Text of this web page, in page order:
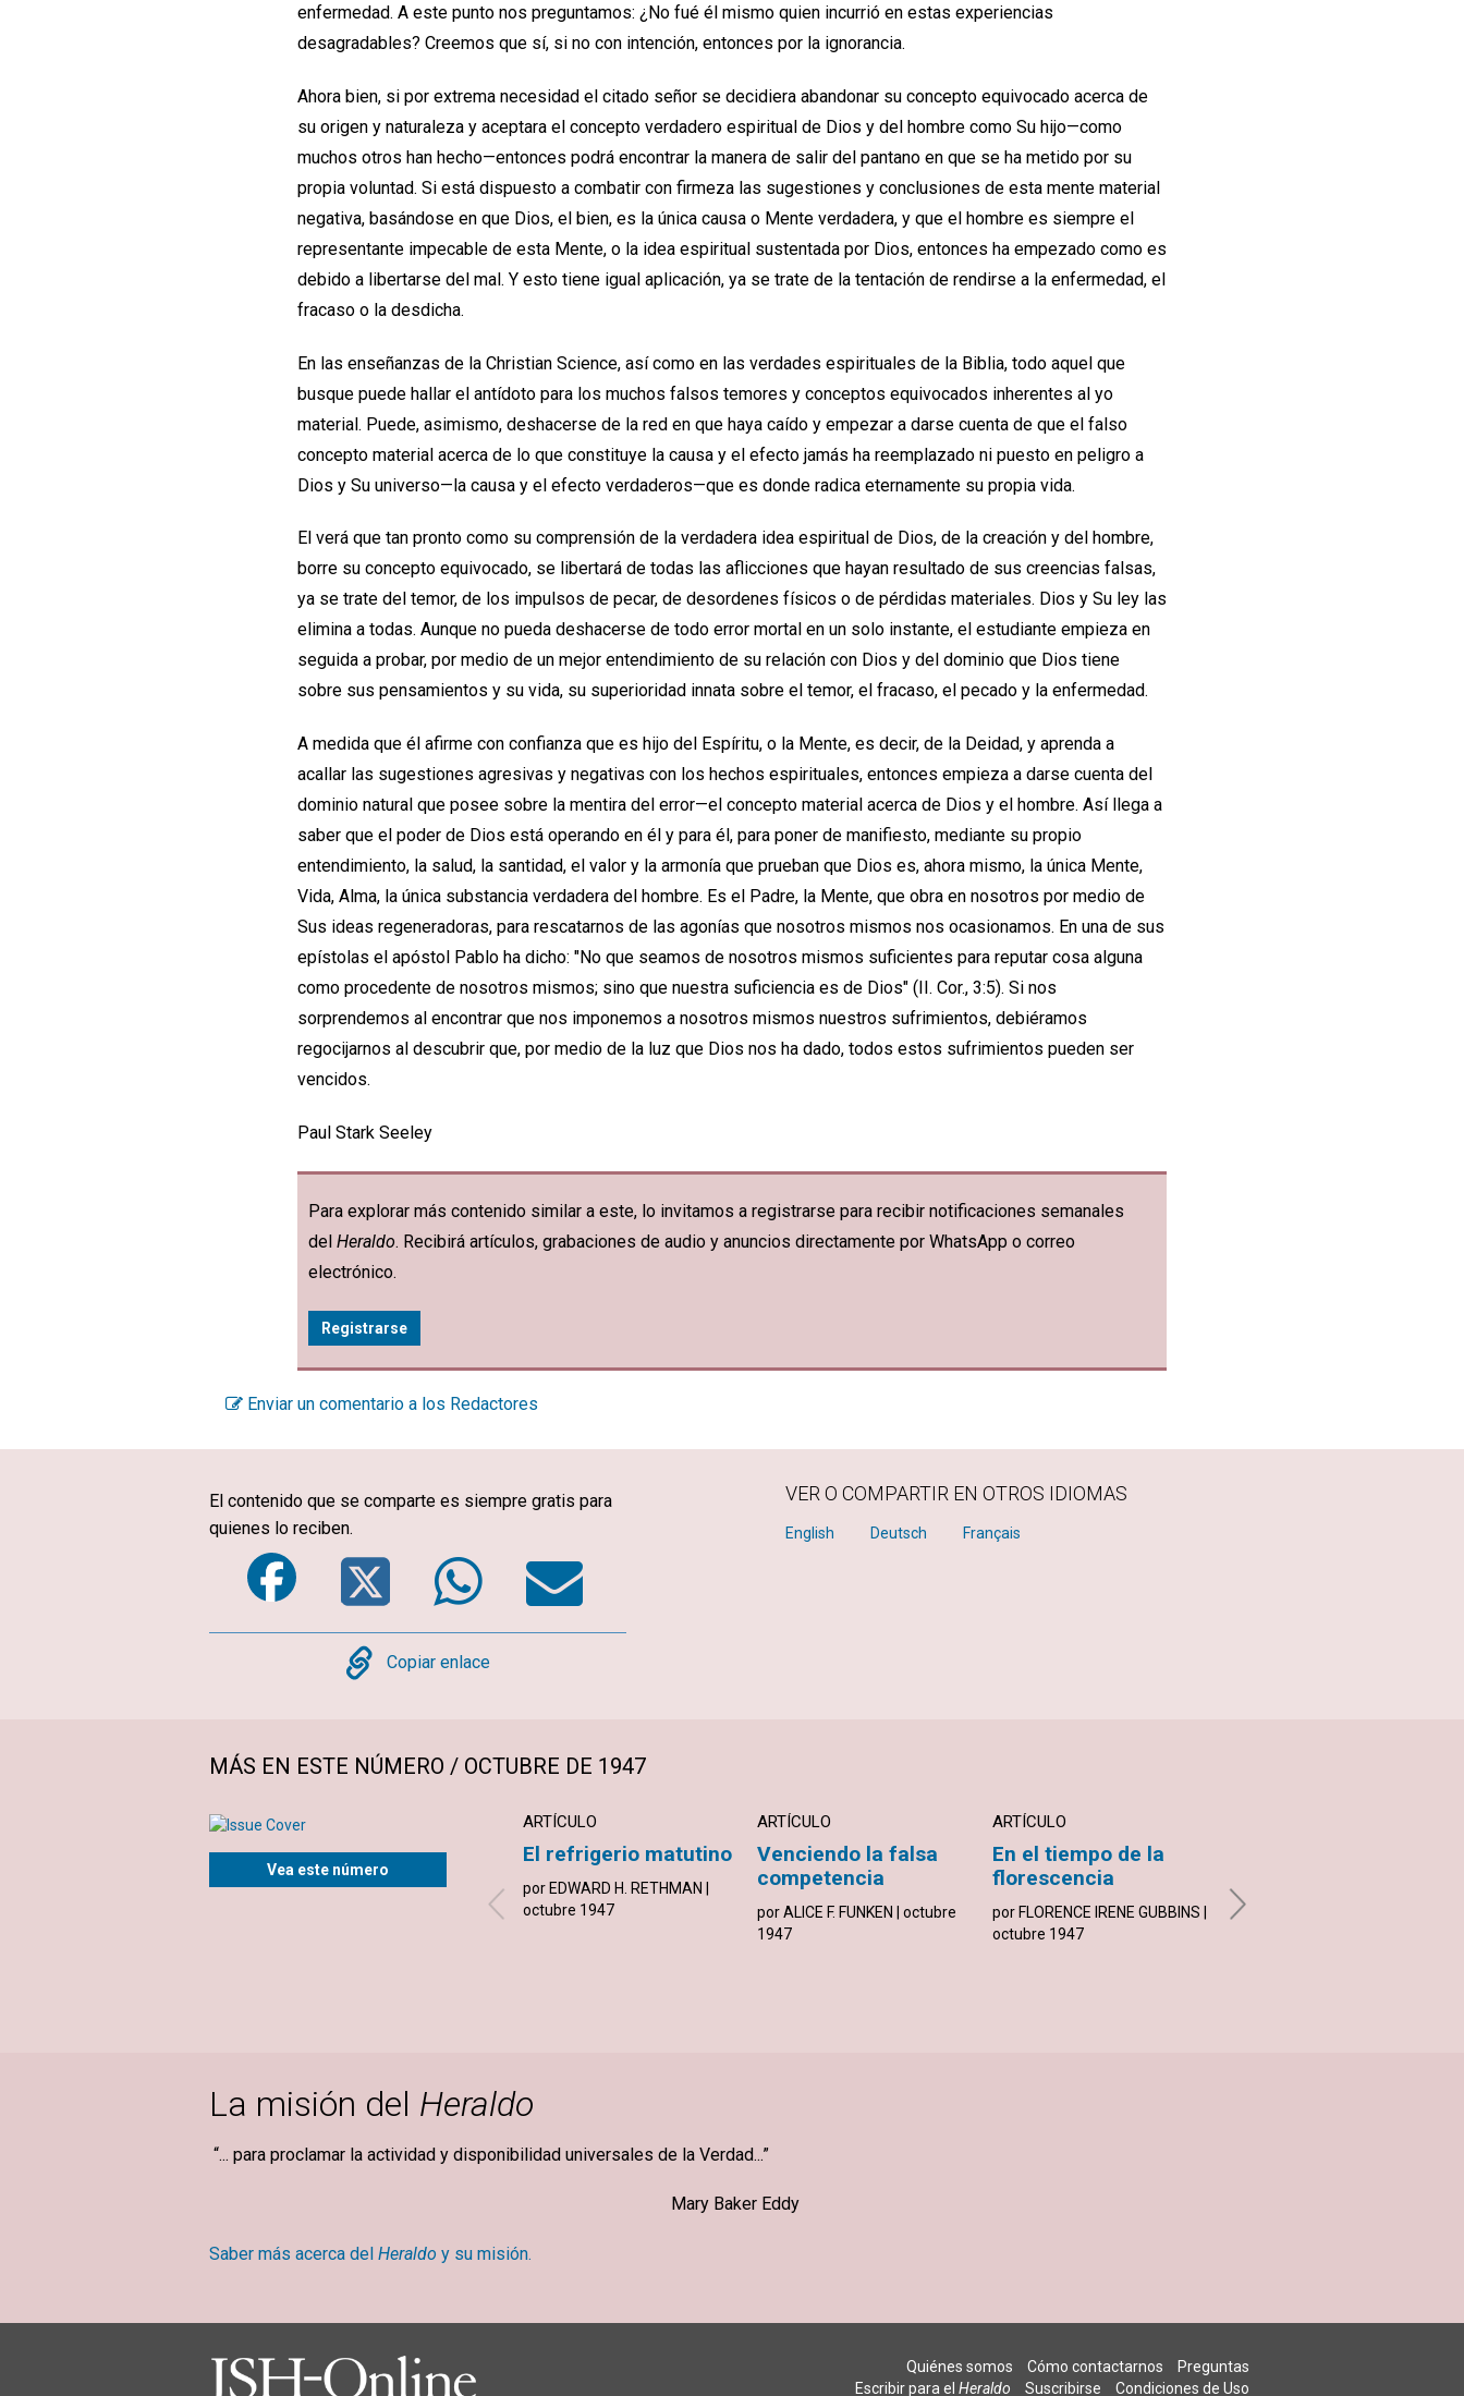
enfermedad. A este punto nos preguntamos: ¿No fué él mismo quien incurrió en estas experiencias
desagradables? Creemos que sí, si no con intención, entonces por la ignorancia.
Ahora bien, si por extrema necesidad el citado señor se decidiera abandonar su concepto equivocado acerca de
su origen y naturaleza y aceptara el concepto verdadero espiritual de Dios y del hombre como Su hijo—como
muchos otros han hecho—entonces podrá encontrar la manera de salir del pantano en que se ha metido por su
propia voluntad. Si está dispuesto a combatir con firmeza las sugestiones y conclusiones de esta mente material
negativa, basándose en que Dios, el bien, es la única causa o Mente verdadera, y que el hombre es siempre el
representante impecable de esta Mente, o la idea espiritual sustentada por Dios, entonces ha empezado como es
debido a libertarse del mal. Y esto tiene igual aplicación, ya se trate de la tentación de rendirse a la enfermedad, el
fracaso o la desdicha.
En las enseñanzas de la Christian Science, así como en las verdades espirituales de la Biblia, todo aquel que
busque puede hallar el antídoto para los muchos falsos temores y conceptos equivocados inherentes al yo
material. Puede, asimismo, deshacerse de la red en que haya caído y empezar a darse cuenta de que el falso
concepto material acerca de lo que constituye la causa y el efecto jamás ha reemplazado ni puesto en peligro a
Dios y Su universo—la causa y el efecto verdaderos—que es donde radica eternamente su propia vida.
El verá que tan pronto como su comprensión de la verdadera idea espiritual de Dios, de la creación y del hombre,
borre su concepto equivocado, se libertará de todas las aflicciones que hayan resultado de sus creencias falsas,
ya se trate del temor, de los impulsos de pecar, de desordenes físicos o de pérdidas materiales. Dios y Su ley las
elimina a todas. Aunque no pueda deshacerse de todo error mortal en un solo instante, el estudiante empieza en
seguida a probar, por medio de un mejor entendimiento de su relación con Dios y del dominio que Dios tiene
sobre sus pensamientos y su vida, su superioridad innata sobre el temor, el fracaso, el pecado y la enfermedad.
A medida que él afirme con confianza que es hijo del Espíritu, o la Mente, es decir, de la Deidad, y aprenda a
acallar las sugestiones agresivas y negativas con los hechos espirituales, entonces empieza a darse cuenta del
dominio natural que posee sobre la mentira del error—el concepto material acerca de Dios y el hombre. Así llega a
saber que el poder de Dios está operando en él y para él, para poner de manifiesto, mediante su propio
entendimiento, la salud, la santidad, el valor y la armonía que prueban que Dios es, ahora mismo, la única Mente,
Vida, Alma, la única substancia verdadera del hombre. Es el Padre, la Mente, que obra en nosotros por medio de
Sus ideas regeneradoras, para rescatarnos de las agonías que nosotros mismos nos ocasionamos. En una de sus
epístolas el apóstol Pablo ha dicho: "No que seamos de nosotros mismos suficientes para reputar cosa alguna
como procedente de nosotros mismos; sino que nuestra suficiencia es de Dios" (II. Cor., 3:5). Si nos
sorprendemos al encontrar que nos imponemos a nosotros mismos nuestros sufrimientos, debiéramos
regocijarnos al descubrir que, por medio de la luz que Dios nos ha dado, todos estos sufrimientos pueden ser
vencidos.
Paul Stark Seeley
Para explorar más contenido similar a este, lo invitamos a registrarse para recibir notificaciones semanales
del Heraldo. Recibirá artículos, grabaciones de audio y anuncios directamente por WhatsApp o correo
electrónico.
Registrarse
Enviar un comentario a los Redactores
El contenido que se comparte es siempre gratis para
quienes lo reciben.
FacebookTwitterWhatsApp
Email
Copy
Copiar enlace
VER O COMPARTIR EN OTROS IDIOMAS
English Deutsch Français
MÁS EN ESTE NÚMERO / OCTUBRE DE 1947
Vea este número
ARTÍCULO
El refrigerio matutino
por EDWARD H. RETHMAN |
octubre 1947
ARTÍCULO
Venciendo la falsa
competencia
por ALICE F. FUNKEN | octubre
1947
ARTÍCULO
En el tiempo de la
florescencia
por FLORENCE IRENE GUBBINS |
octubre 1947
por WALTER W. KANTACK |
La misión del Heraldo
“... para proclamar la actividad y disponibilidad universales de la Verdad...”
Mary Baker Eddy
Saber más acerca del Heraldo y su misión.
Quiénes somos Cómo contactarnos
Preguntas
Escribir para el Heraldo Suscribirse Condiciones de Uso